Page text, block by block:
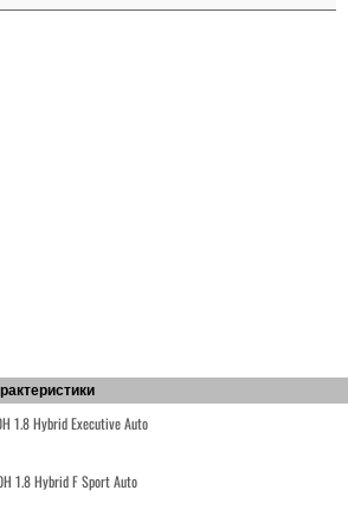
1.8 Hybrid Executive Auto
1.8 Hybrid F Sport Auto